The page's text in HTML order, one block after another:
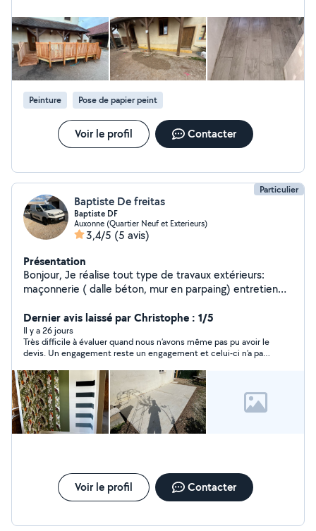
déménagement Travaux intérieur/extérieur Neuf &
Rénovation N'hésitez pas à me contacter si vous
souhaitez des photos de ce que je fais, ou des
informations complémentaires. Au plaisir.
Peinture Pose de papier peint
Voir le profil Contacter
Particulier
Baptiste De freitas
Baptiste DF
Auxonne (Quartier Neuf et Exterieurs)
3,4/5 (5 avis)
Présentation
Bonjour, Je réalise tout type de travaux extérieurs:
maçonnerie ( dalle béton, mur en parpaing) entretien
des travaux intérieurs: peinture, bande à joint , plaque
de plâtre Je reste à votre disposition pour plus de
questions. Baptiste
Dernier avis laissé par Christophe : 1/5
Il y a 26 jours
Très difficile à évaluer quand nous n’avons même pas pu avoir le
devis. Un engagement reste un engagement et celui-ci n’a pas
le ferons pas avec Baptiste, une parole est une parole
Voir le profil Contacter